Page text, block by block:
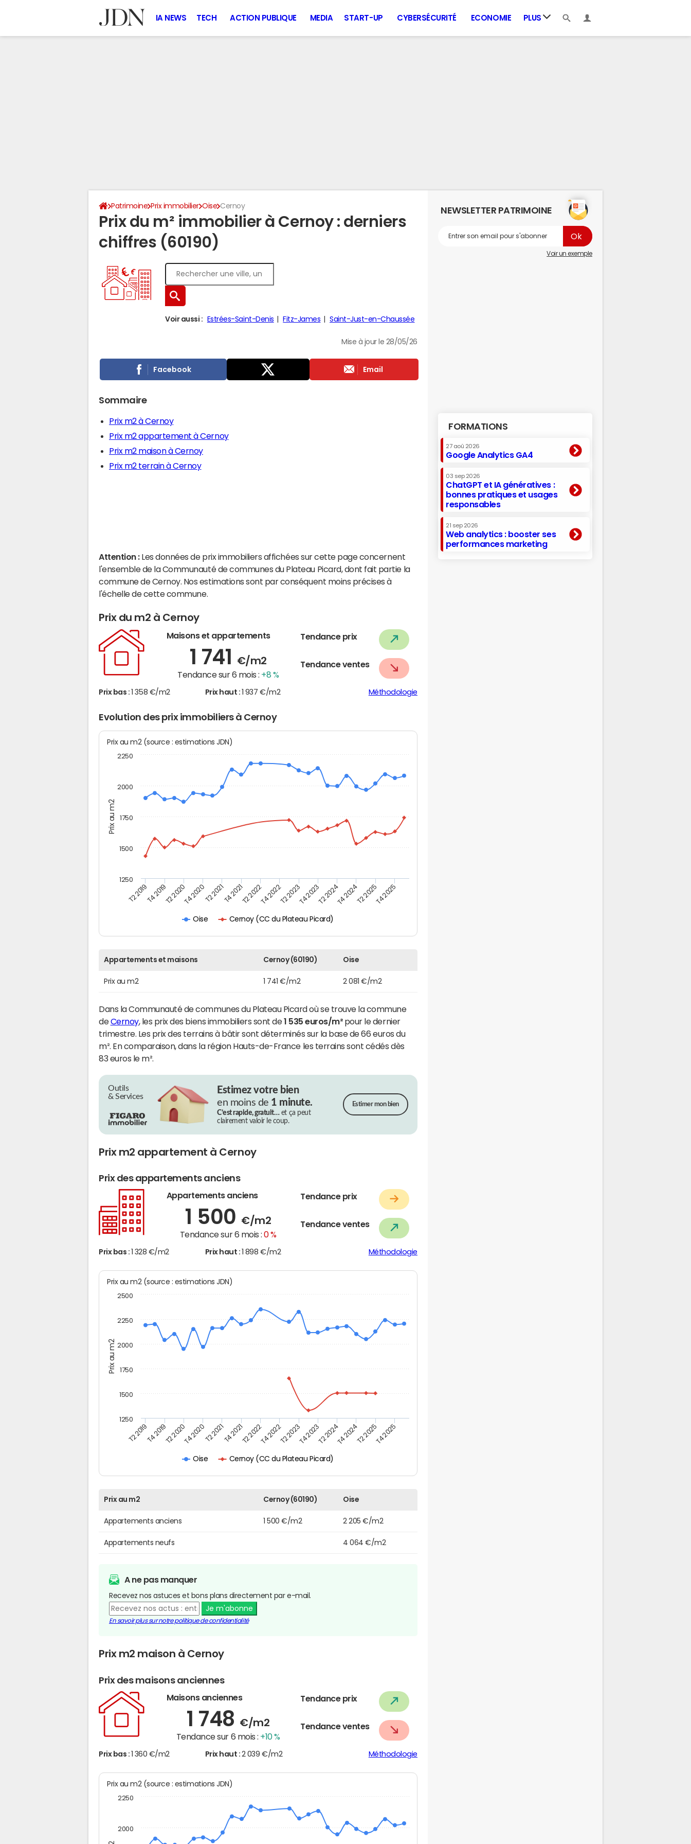
IA NEWS TECH ACTION PUBLIQUE MEDIA START-UP CYBERSÉCURITÉ ECONOMIE PLUS
Patrimoine Prix immobilier Oise Cernoy
Prix du m² immobilier à Cernoy : derniers
chiffres (60190)
Voir aussi : Estrées-Saint-Denis Fitz-James Saint-Just-en-Chaussée
Mise à jour le 28/05/26
Facebook Email
Sommaire
Prix m2 à Cernoy
Prix m2 appartement à Cernoy
Prix m2 maison à Cernoy
Prix m2 terrain à Cernoy
Attention : Les données de prix immobiliers affichées sur cette page concernent
l'ensemble de la Communauté de communes du Plateau Picard, dont fait partie la
commune de Cernoy. Nos estimations sont par conséquent moins précises à
l'échelle de cette commune.
Prix du m2 à Cernoy
Maisons et appartements
1 741 €/m2
Tendance sur 6 mois : +8 %
Tendance prix
Tendance ventes
Prix bas : 1 358 €/m2 Prix haut : 1 937 €/m2 Méthodologie
Evolution des prix immobiliers à Cernoy
Prix au m2
Prix au m2 (source : estimations JDN)
Oise Cernoy (CC du Plateau Picard)
T2 2019T4 2019T2 2020T4 2020T2 2021T4 2021T2 2022T4 2022T2 2023T4 2023T2 2024T4 2024T2 2025T4 2025
2000
1250
1500
1750
2250
Appartements et maisons Cernoy (60190) Oise
Prix au m2 1 741 €/m2 2 081 €/m2
Dans la Communauté de communes du Plateau Picard où se trouve la commune
deCernoy, les prix des biens immobiliers sont de1 535 euros/m²pour le dernier
trimestre. Les prix des terrains à bâtir sont déterminés sur la base de 66 euros du
m². En comparaison, dans la région Hauts-de-France les terrains sont cédés dès
83 euros le m².
Outils
& Services
Estimez votre bien
en moins de 1 minute.
C’est rapide, gratuit…et ça peut
clairement valoir le coup.
Estimer mon bien
Prix m2 appartement à Cernoy
Prix des appartements anciens
Appartements anciens
1 500 €/m2
Tendance sur 6 mois :0 %
Tendance prix
Tendance ventes
Prix bas : 1 328 €/m2 Prix haut : 1 898 €/m2 Méthodologie
Prix au m2
Prix au m2 (source : estimations JDN)
Oise Cernoy (CC du Plateau Picard)
T2 2019T4 2019T2 2020T4 2020T2 2021T4 2021T2 2022T4 2022T2 2023T4 2023T2 2024T4 2024T2 2025T4 2025
1250
1500
1750
2000
2250
2500
Prix au m2 Cernoy (60190) Oise
Appartements anciens 1 500 €/m2 2 205 €/m2
Appartements neufs 4 064 €/m2
A ne pas manquer
Recevez nos astuces et bons plans directement par e-mail.
Je m'abonne
En savoir plus sur notre politique de confidentialité
Prix m2 maison à Cernoy
Prix des maisons anciennes
Maisons anciennes
1 748 €/m2
Tendance sur 6 mois : +10 %
Tendance prix
Tendance ventes
Prix bas : 1 360 €/m2 Prix haut : 2 039 €/m2 Méthodologie
Prix au m2 (source : estimations JDN)
2000
2250
NEWSLETTER PATRIMOINE
Voir un exemple
FORMATIONS
27 aoû 2026
Google Analytics GA4
03 sep 2026
ChatGPT et IA génératives :
bonnes pratiques et usages
responsables
21 sep 2026
Web analytics : booster ses
performances marketing